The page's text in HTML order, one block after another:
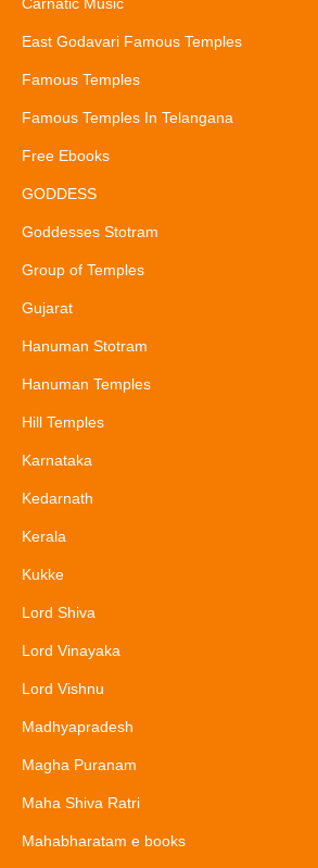
East Godavari Famous Temples
Famous Temples
Famous Temples In Telangana
Free Ebooks
GODDESS
Goddesses Stotram
Group of Temples
Gujarat
Hanuman Stotram
Hanuman Temples
Hill Temples
Karnataka
Kedarnath
Kerala
Kukke
Lord Shiva
Lord Vinayaka
Lord Vishnu
Madhyapradesh
Magha Puranam
Maha Shiva Ratri
Mahabharatam e books